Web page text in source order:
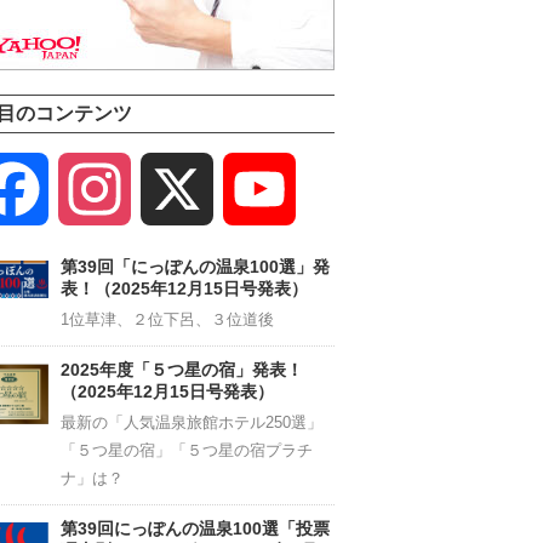
のコンテンツ
Facebook Instagram
Channel
第39回「にっぽんの温泉100選」発
表！（2025年12月15日号発表）
1位草津、２位下呂、３位道後
2025年度「５つ星の宿」発表！
（2025年12月15日号発表）
最新の「人気温泉旅館ホテル250選」
「５つ星の宿」「５つ星の宿プラチ
ナ」は？
第39回にっぽんの温泉100選「投票